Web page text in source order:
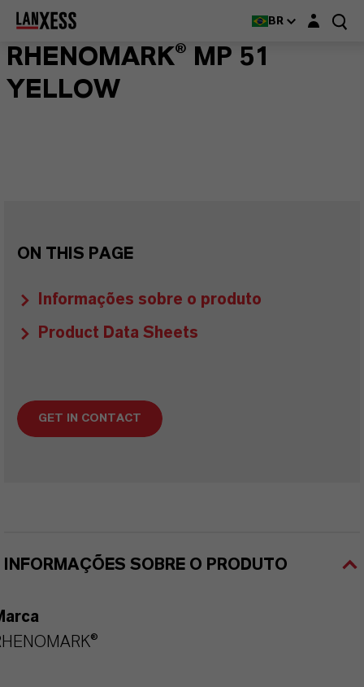
BR Login layer
RHENOMARK® MP 51
YELLOW
ON THIS PAGE
Informações sobre o produto
Product Data Sheets
GET IN CONTACT
INFORMAÇÕES SOBRE O PRODUTO